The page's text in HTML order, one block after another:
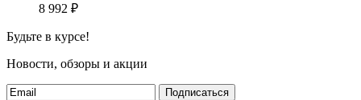
8 992 ₽
Будьте в курсе!
Новости, обзоры и акции
Подписаться